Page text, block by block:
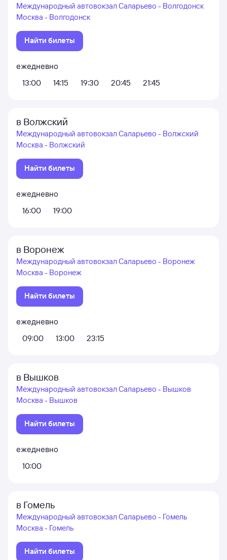
Международный автовокзал Саларьево - Волгодонск
Москва - Волгодонск
Найти билеты
ежедневно
13:00
14:15 19:30 20:45 21:45
в Волжский
Международный автовокзал Саларьево - Волжский
Москва - Волжский
Найти билеты
ежедневно
16:00
19:00
в Воронеж
Международный автовокзал Саларьево - Воронеж
Москва - Воронеж
Найти билеты
ежедневно
09:00
13:00 23:15
в Вышков
Международный автовокзал Саларьево - Вышков
Москва - Вышков
Найти билеты
ежедневно
10:00
в Гомель
Международный автовокзал Саларьево - Гомель
Москва - Гомель
Найти билеты